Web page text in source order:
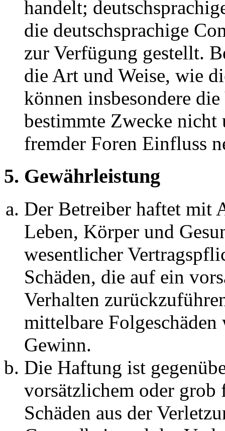
handelt;
die deutschsprachige
zur Verfügung gestellt.
die Art und Weise, wie
können insbesondere
bestimmte Zwecke nicht
fremder Foren Einfluss
5. Gewährleistung
Der Betreiber haftet mit
Leben, Körper und
wesentlicher
Schäden, die auf ein
Verhalten
mittelbare Folgeschäden
Gewinn.
Die Haftung ist
vorsätzlichem oder grob
Schäden aus der